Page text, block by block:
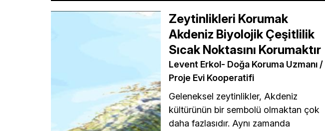
Zeytinlikleri Korumak
Akdeniz Biyolojik Çeşitlilik
Sıcak Noktasını Korumaktır
Levent Erkol- Doğa Koruma Uzmanı /
Proje Evi Kooperatifi
Geleneksel zeytinlikler, Akdeniz
kültürünün bir sembolü olmaktan çok
daha fazlasıdır. Aynı zamanda